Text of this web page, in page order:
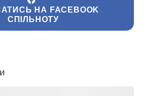
НА FACEBOOK
СПІЛЬНОТУ